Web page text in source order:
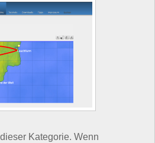
Kategorie. Wenn